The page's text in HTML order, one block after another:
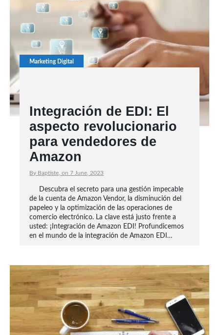
Marketing Digital
Integración de EDI: El
aspecto revolucionario
para vendedores de
Amazon
By Baptiste, on 7 June, 2023
Descubra el secreto para una gestión impecable
de la cuenta de Amazon Vendor, la disminución del
papeleo y la optimización de las operaciones de
comercio electrónico. La clave está justo frente a
usted: ¡Integración de Amazon EDI! Profundicemos
en el mundo de la integración de Amazon EDI…